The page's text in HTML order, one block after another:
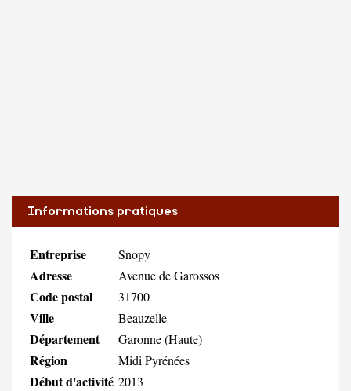
Informations pratiques
Entreprise Snopy
Adresse Avenue de Garossos
Code postal 31700
Ville Beauzelle
Département Garonne (Haute)
Région Midi Pyrénées
Début d'activité 2013